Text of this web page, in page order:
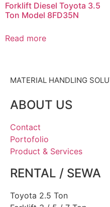
Forklift Diesel Toyota 3.5
Ton Model 8FD35N
Read more
MATERIAL HANDLING
ABOUT US
Contact
Portofolio
Product & Services
RENTAL / SEWA
Toyota 2.5 Ton